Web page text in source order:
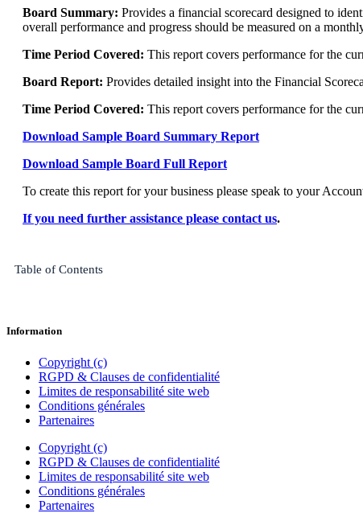
Board Summary: Provides a financial scorecard designed to
overall performance and progress should be measured on a
Time Period Covered: This report covers performance for the
Board Report: Provides detailed insight into the Financial
Time Period Covered: This report covers performance for the
Download Sample Board Summary Report
Download Sample Board Full Report
To create this report for your business please speak to your
If you need further assistance please contact us.
Table of Contents
Information
Copyright (c)
RGPD & Clauses de confidentialité
Limites de responsabilité site web
Conditions générales
Partenaires
Copyright (c)
RGPD & Clauses de confidentialité
Limites de responsabilité site web
Conditions générales
Partenaires